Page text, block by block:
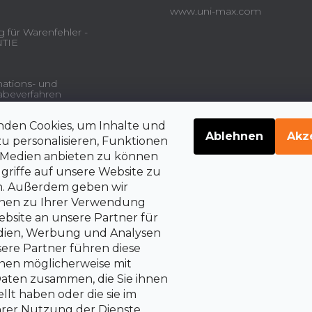
Cookies, um Inhalte und
personalisieren, Funktionen
anbieten zu können
auf unsere Website zu
Außerdem geben wir
zu Ihrer Verwendung
an unsere Partner für
Werbung und Analysen
Partner führen diese
möglicherweise mit
zusammen, die Sie ihnen
haben oder die sie im
Ablehnen
für Warenfehler -
und
und
über die
auf Vertragsrücktritt
www.uni-max.com